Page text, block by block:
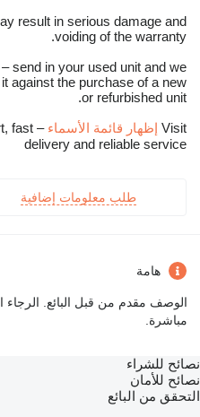
result in serious damage and
voiding of the warranty.
send in your used unit and we
against the purchase of a new
or refurbished unit.
Visit إظهار قائمة الأسماء
fast
delivery and reliable service
طلب معلومات إضافية
هامة
الوصف مقدم من قبل البائع. الرجاء
مباشرة.
نصائح للشراء
نصائح للأمان
التحقق من البائع